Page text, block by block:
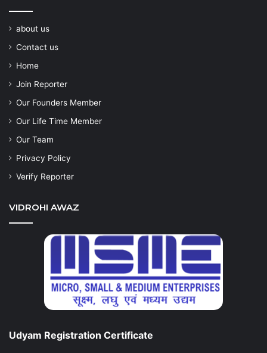
about us
Contact us
Home
Join Reporter
Our Founders Member
Our Life Time Member
Our Team
Privacy Policy
Verify Reporter
VIDROHI AWAZ
Udyam Registration Certificate